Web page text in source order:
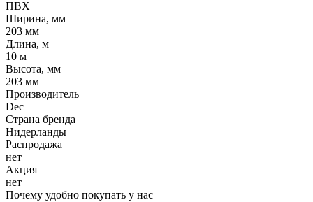
ПВХ
Ширина, мм
203 мм
Длина, м
10 м
Высота, мм
203 мм
Производитель
Dec
Страна бренда
Нидерланды
Распродажа
нет
Акция
нет
Почему удобно покупать у нас